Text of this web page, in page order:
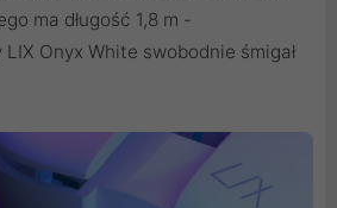
ma długość 1,8 m -
Onyx White swobodnie śmigał